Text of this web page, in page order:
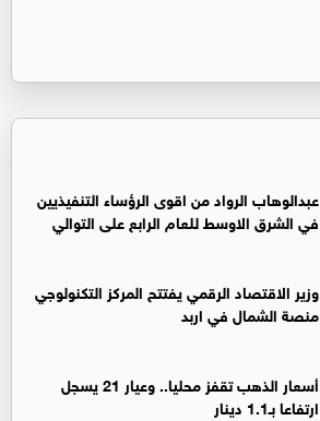
عبدالوهاب الرواد من اقوى الرؤساء التنفيذيين
في الشرق الاوسط للعام الرابع على التوالي
وزير الاقتصاد الرقمي يفتتح المركز التكنولوجي
منصة الشمال في اربد
أسعار الذهب تقفز محليا.. وعيار 21 يسجل
ارتفاعا بـ1.1 دينار